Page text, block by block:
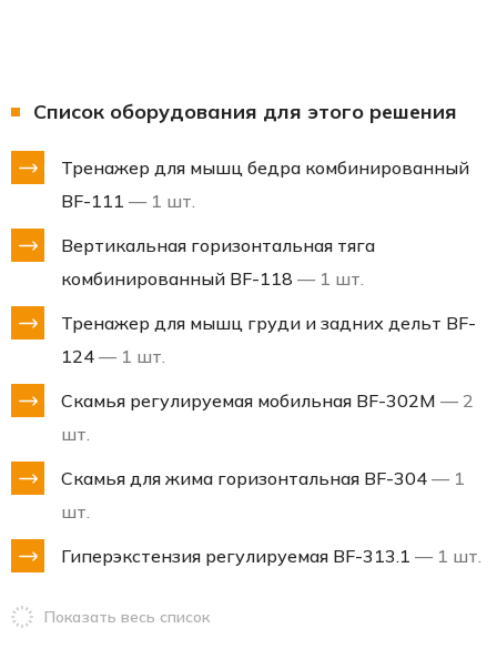
Список оборудования для этого решения
Тренажер для мышц бедра комбинированный
BF-111 — 1 шт.
Вертикальная горизонтальная тяга
комбинированный BF-118 — 1 шт.
Тренажер для мышц груди и задних дельт BF-
124 — 1 шт.
Скамья регулируемая мобильная BF-302М — 2
шт.
Скамья для жима горизонтальная BF-304 — 1
шт.
Гиперэкстензия регулируемая BF-313.1 — 1 шт.
Показать весь список